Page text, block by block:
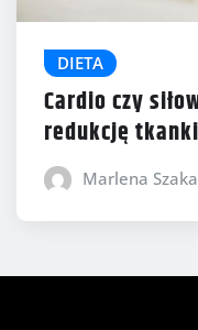
DIETA
Cardio czy
redukcję
Marlena